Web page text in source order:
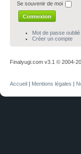
Se souvenir de moi
Mot de passe oublié
Créer un compte
Finalyugi.com v3.1 © 2004-
Accueil | Mentions légales |